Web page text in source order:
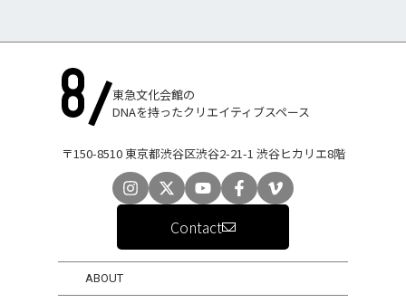
ソーシャルプロジェクト
東急文化会館の
DNAを持ったクリエイティブスペース
〒150-8510 東京都渋谷区渋谷2-21-1 渋谷ヒカリエ8階
Contact
ABOUT